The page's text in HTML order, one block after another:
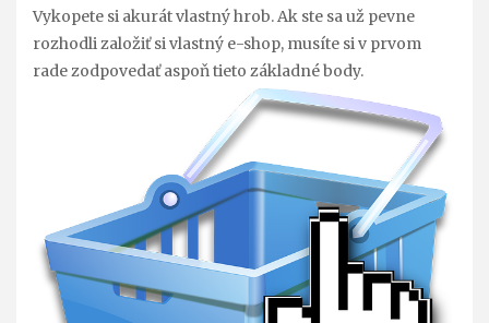
Vykopete si akurát vlastný hrob. Ak ste sa už pevne
rozhodli založiť si vlastný e-shop, musíte si v prvom
rade zodpovedať aspoň tieto základné body.